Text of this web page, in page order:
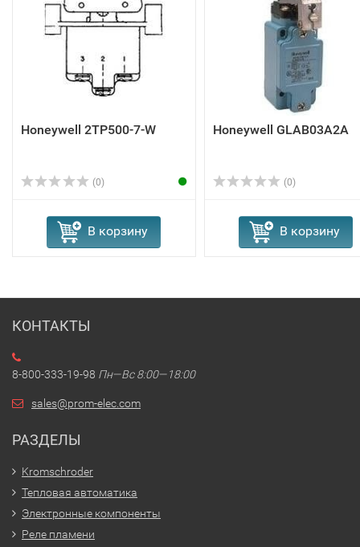
Honeywell 2TP500-7-W
(0)
В корзину
Honeywell GLAB03A2A
(0)
В корзину
КОНТАКТЫ
8-800-333-19-98 Пн—Вс 8:00—18:00
sales@prom-elec.com
РАЗДЕЛЫ
Kromschroder
Тепловая автоматика
Электронные компоненты
Реле пламени